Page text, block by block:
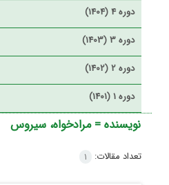
دوره 4 (1404)
دوره 3 (1403)
دوره 2 (1402)
دوره 1 (1401)
نویسنده =مرادخواه، سیروس
تعداد مقالات: 1